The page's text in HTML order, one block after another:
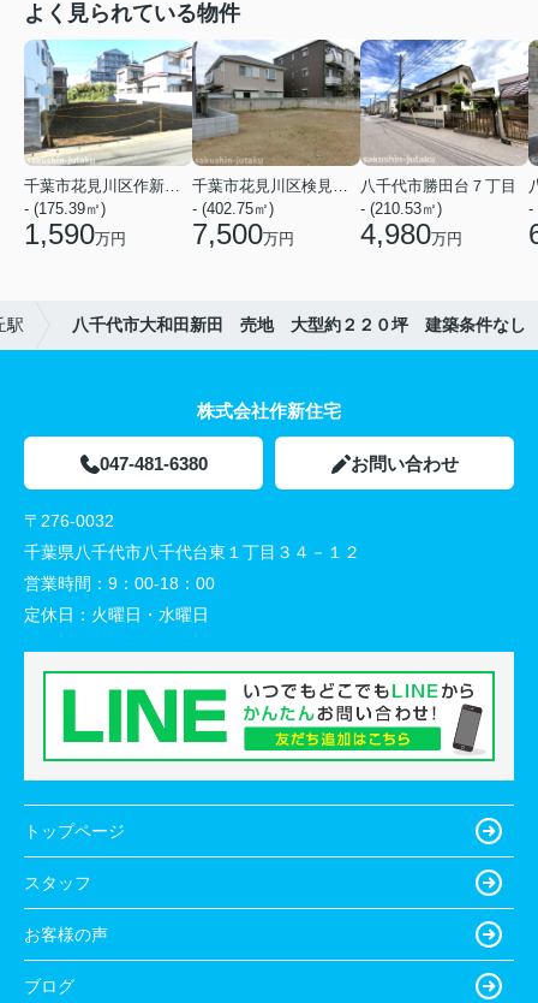
よく見られている物件
千葉市花見川区作新台５丁目
- (175.39㎡)
1,590万円
千葉市花見川区検見川町３丁目
- (402.75㎡)
7,500万円
八千代市勝田台７丁目
- (210.53㎡)
4,980万円
-
駅 八千代市大和田新田 売地 大型約２２０坪 建築条件なし
株式会社作新住宅
047-481-6380 お問い合わせ
〒276-0032
千葉県八千代市八千代台東１丁目３４－１２
営業時間： 9：00-18：00
定休日： 火曜日・水曜日
トップページ
スタッフ
お客様の声
ブログ